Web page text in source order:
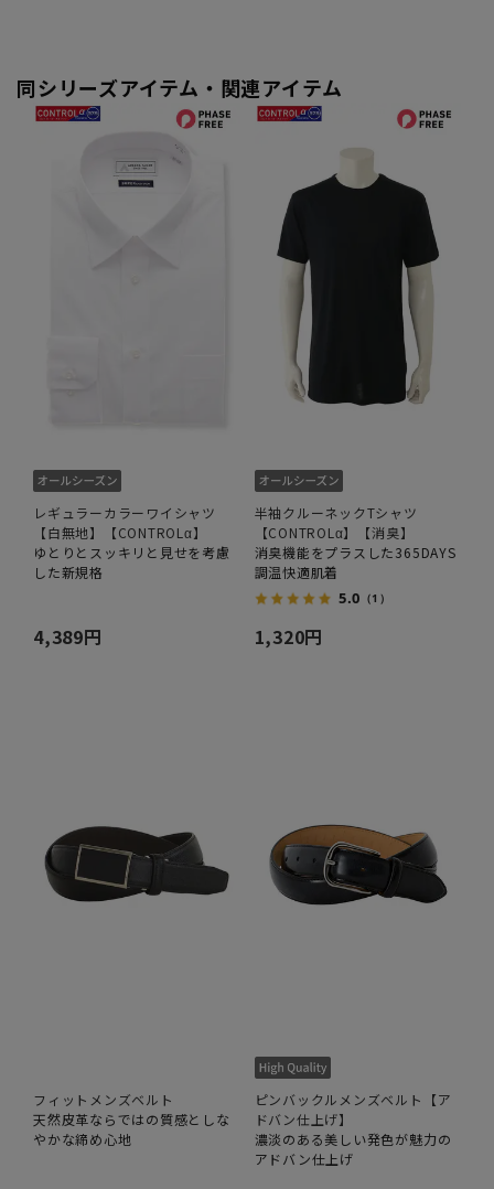
同シリーズアイテム・関連アイテム
レギュラーカラーワイシャツ
【白無地】【CONTROLα】
ゆとりとスッキリと見せを考慮
した新規格
4,389円
半袖クルーネックTシャツ
【CONTROLα】【消臭】
消臭機能をプラスした365DAYS
調温快適肌着
5.0 （1）
1,320円
フィットメンズベルト
天然皮革ならではの質感としな
やかな締め心地
ピンバックルメンズベルト【ア
ドバン仕上げ】
濃淡のある美しい発色が魅力の
アドバン仕上げ